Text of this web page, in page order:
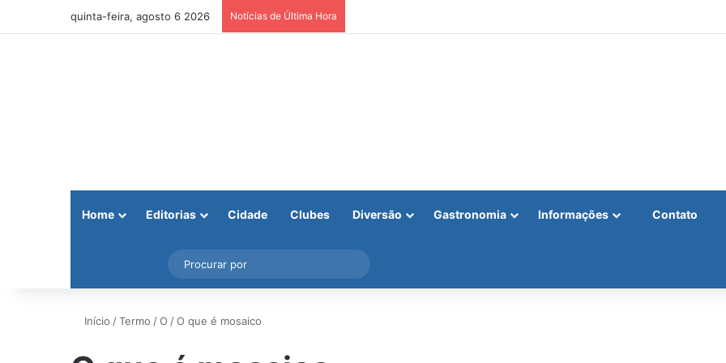
quinta-feira, agosto 6 2026 Notícias de Última Hora
Home Editorias Cidade Clubes Diversão Gastronomia Informações Contato
Instagram
Barra Lateral
por
Início /Termo /O /O que é mosaico